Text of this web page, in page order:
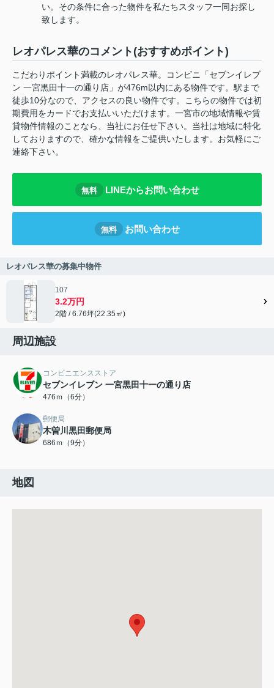
い。その条件に合った物件を私たちスタッフ一同お探し
致します。
レオパレス華のコメント(おすすめポイント)
こだわりポイント満載のレオパレス華。コンビニ「セブンイレブ
ン 一宮黒田十一の通り店」が476m以内にある物件です。駅まで
徒歩10分なので、アクセスの良い物件です。こちらの物件では初
期費用をカードでお支払いいただけます。一宮市の地域情報や賃
貸物件情報のことなら、当社にお任せ下さい。当社は地域に特化
しておりますので、確かな情報をご提供いたします。お気軽にご
連絡下さい。
無料 LINEからお問い合わせ
無料 お問い合わせ
レオパレス華の募集中物件
107
3.2万円
2階 / 6.76坪(22.35㎡)
周辺施設
コンビニエンスストア
セブンイレブン 一宮黒田十一の通り店
476ｍ（6分）
郵便局
木曽川黒田郵便局
686ｍ（9分）
地図